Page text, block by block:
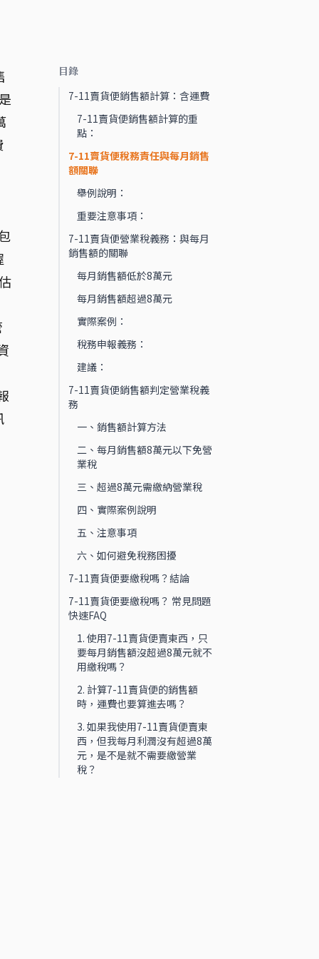
目錄
7-11賣貨便銷售額計算：含運費
7-11賣貨便銷售額計算的重
點：
7-11賣貨便稅務責任與每月銷售
額關聯
舉例說明：
重要注意事項：
7-11賣貨便營業稅義務：與每月
銷售額的關聯
每月銷售額低於8萬元
每月銷售額超過8萬元
實際案例：
稅務申報義務：
建議：
7-11賣貨便銷售額判定營業稅義
務
一、銷售額計算方法
二、每月銷售額8萬元以下免營
業稅
三、超過8萬元需繳納營業稅
四、實際案例說明
五、注意事項
六、如何避免稅務困擾
7-11賣貨便要繳稅嗎？結論
7-11賣貨便要繳稅嗎？ 常見問題
快速FAQ
1. 使用7-11賣貨便賣東西，只
要每月銷售額沒超過8萬元就不
用繳稅嗎？
2. 計算7-11賣貨便的銷售額
時，運費也要算進去嗎？
3. 如果我使用7-11賣貨便賣東
西，但我每月利潤沒有超過8萬
元，是不是就不需要繳營業
稅？